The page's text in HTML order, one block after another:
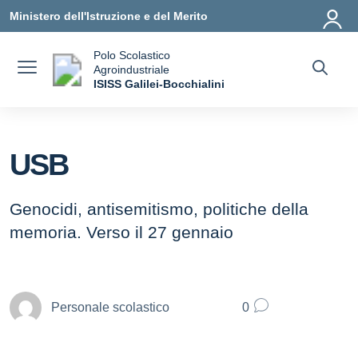
Ministero dell'Istruzione e del Merito
Polo Scolastico
Agroindustriale
ISISS Galilei-Bocchialini
USB
Genocidi, antisemitismo, politiche della
memoria. Verso il 27 gennaio
Personale scolastico 0